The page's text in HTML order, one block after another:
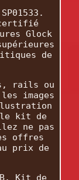
certifié
Glock
de
rails ou
images
le kit de
ne pas
offres
prix de